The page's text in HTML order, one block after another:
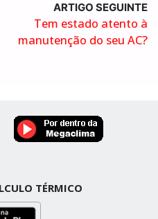
ARTIGO SEGUINTE
Tem estado atento à
manutenção do seu AC?
TÉRMICO